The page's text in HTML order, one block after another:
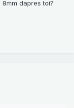
dapres toi?